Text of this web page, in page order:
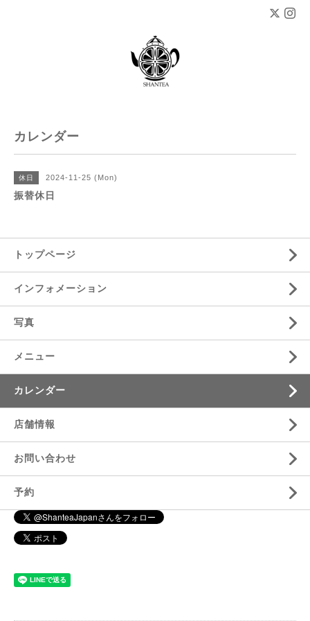
カレンダー
休日 2024-11-25 (Mon)
振替休日
トップページ
インフォメーション
写真
メニュー
カレンダー
店舗情報
お問い合わせ
予約